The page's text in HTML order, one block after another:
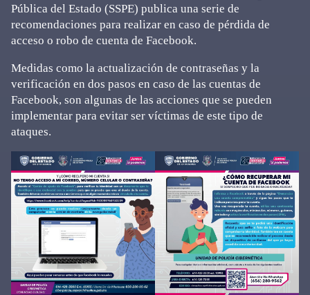
Pública del Estado (SSPE) publica una serie de
recomendaciones para realizar en caso de pérdida de
acceso o robo de cuenta de Facebook.
Medidas como la actualización de contraseñas y la
verificación en dos pasos en caso de las cuentas de
Facebook, son algunas de las acciones que se pueden
implementar para evitar ser víctimas de este tipo de
ataques.